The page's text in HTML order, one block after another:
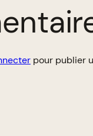
pour publier